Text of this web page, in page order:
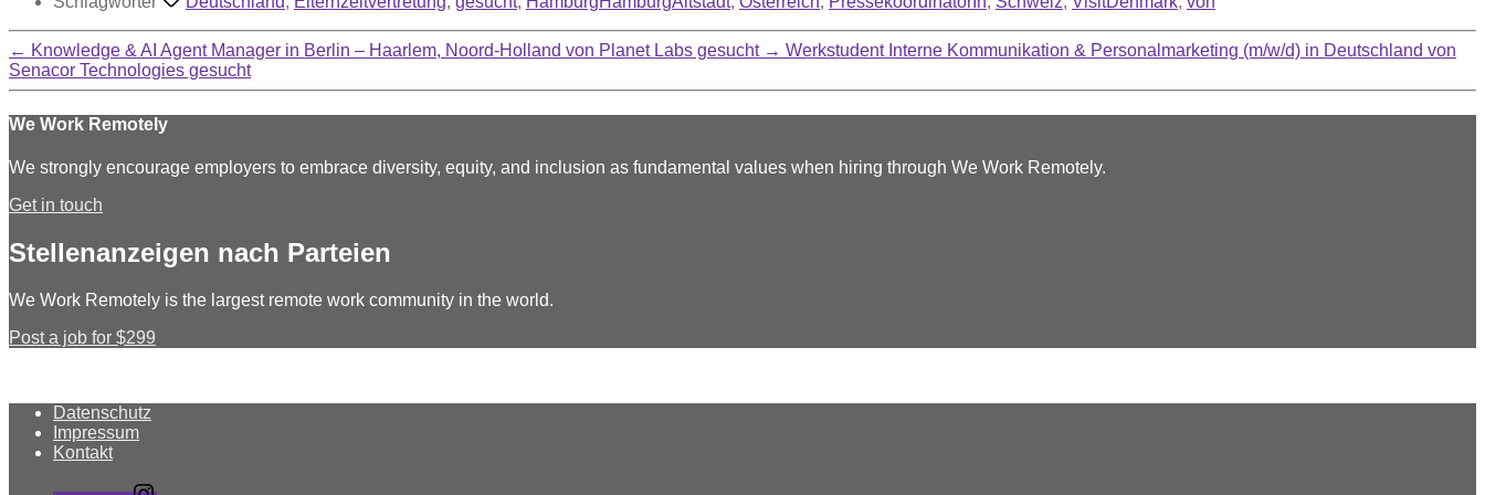
← Knowledge & AI Agent Manager in Berlin – Haarlem, Noord-Holland von Planet Labs gesucht → Werkstudent Interne Kommunikation & Personalmarketing (m/w/d) in Deutschland von
Senacor Technologies gesucht
We Work Remotely
We strongly encourage employers to embrace diversity, equity, and inclusion as fundamental values when hiring through We Work Remotely.
Get in touch
Stellenanzeigen nach Parteien
We Work Remotely is the largest remote work community in the world.
Post a job for $299
Datenschutz
Impressum
Kontakt